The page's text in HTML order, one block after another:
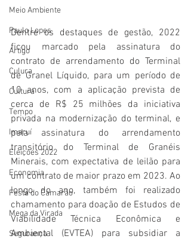
Meio Ambiente
Paulo Lopes
Artigo
Culura
Cultura
Tempo
Imaruí
Eleições 2022
Economia
Festa do Camarão
Mega da Virada
Segurança
Dentre os destaques de gestão, 2022
ficou marcado pela assinatura do
contrato de arrendamento do Terminal
de Granel Líquido, para um período de
10 anos, com a aplicação prevista de
cerca de R$ 25 milhões da iniciativa
privada na modernização do terminal, e
pela assinatura do arrendamento
transitório do Terminal de Granéis
Minerais, com expectativa de leilão para
um contrato de maior prazo em 2023. Ao
longo do ano, também foi realizado
chamamento para doação de Estudos de
Viabilidade Técnica Econômica e
Ambiental (EVTEA) para subsidiar a